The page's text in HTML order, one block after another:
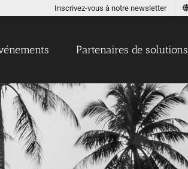
Inscrivez-vous à notre newsletter
Partenaires de solutions